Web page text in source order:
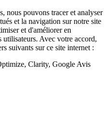
nous pouvons tracer et analyser
et la navigation sur notre site
et d'améliorer en
utilisateurs. Avec votre accord,
suivants sur ce site internet :
Clarity, Google Avis